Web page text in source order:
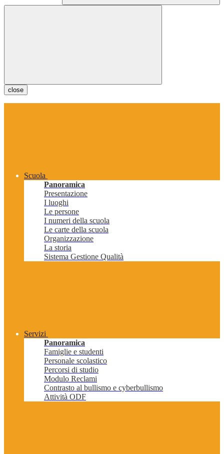
close
Scuola
Panoramica
Presentazione
I luoghi
Le persone
I numeri della scuola
Le carte della scuola
Organizzazione
La storia
Sistema Gestione Qualità
Servizi
Panoramica
Famiglie e studenti
Personale scolastico
Percorsi di studio
Modulo Reclami
Contrasto al bullismo e cyberbullismo
Attività ODF